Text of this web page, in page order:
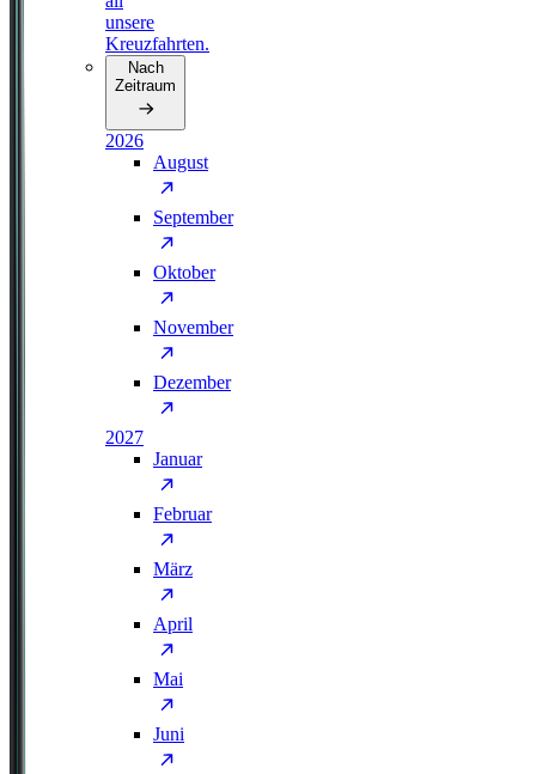
unsere
Kreuzfahrten.
Nach
Zeitraum
2026
August
September
Oktober
November
Dezember
2027
Januar
Februar
März
April
Mai
Juni